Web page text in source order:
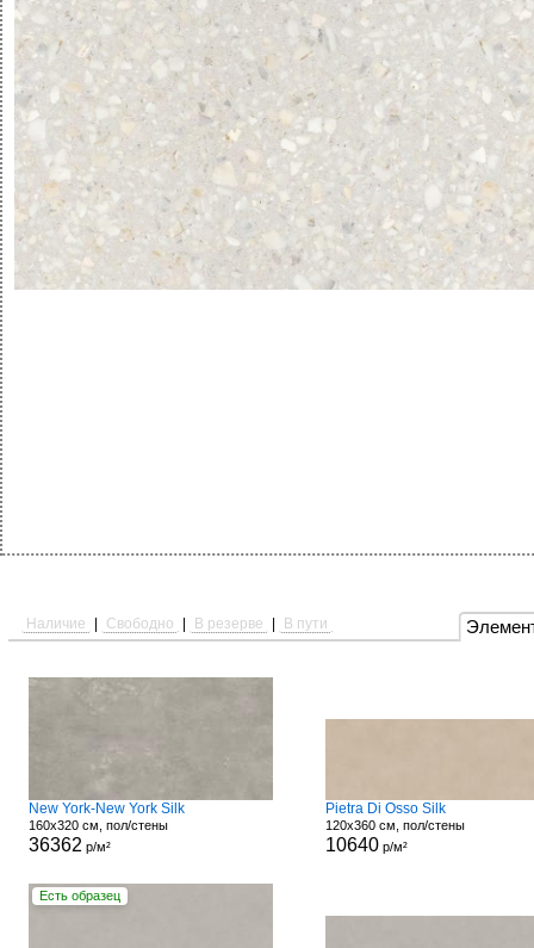
Наличие Свободно В резерве В пути
New York-New York Silk
160x320 см, пол/стены
36362 р/м²
Pietra Di Osso Silk
120x360 см, пол/стены
10640р/м²
Есть образец